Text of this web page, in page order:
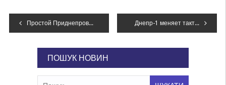
Навігація
Простой Приднепровской ТЭС и единый тариф на тепло: сколько будут платить за отопление на левом берегу Днепра Днепр-1 меняет тактику: Вингер Алексей Чичиков рассказал подробности
ПОШУК НОВИН